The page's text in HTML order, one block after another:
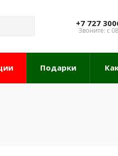
+7 727
Звоните: с
Подарки